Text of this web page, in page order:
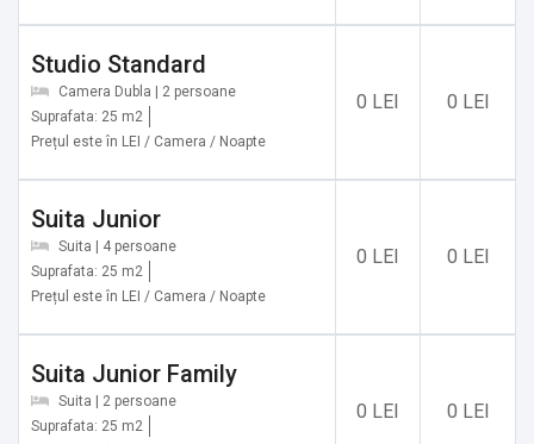
✔️ Vârful Mândra
✔️ Vârful Stoienița
✔️ Vârful Setea Mare
✔️ Vârful Parângul Mare
✔️ Lacurile de acumulare Vidra, Petrimanul și Galbenul din
complexul hidrotehnic Lotru
împrejurimi
Servicii suplimentare incluse in pret:
Studio Standard
Camera Dubla | 2 persoane
Suprafata: 25 m2
Prețul este în LEI / Camera / Noapte
0 LEI 0 LEI
Suita Junior
Suita | 4 persoane
Suprafata: 25 m2
Prețul este în LEI / Camera / Noapte
0 LEI 0 LEI
Suita Junior Family
Suita | 2 persoane
Suprafata: 25 m2
0 LEI 0 LEI